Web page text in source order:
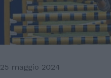
25 maggio 2024